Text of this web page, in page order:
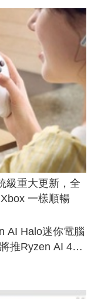
級重大更新，全
一樣順暢
AI Halo迷你電腦
推Ryzen AI 400